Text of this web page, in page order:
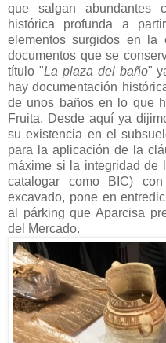
que salgan abundantes
histórica profunda a
elementos surgidos en la
documentos que se
título "La plaza del baño"
hay documentación
de unos baños en lo que
Fruita. Desde aquí ya
su existencia en el
para la aplicación de la
máxime si la integridad de
catalogar como BIC)
excavado, pone en
al párking que Aparcisa
del Mercado.